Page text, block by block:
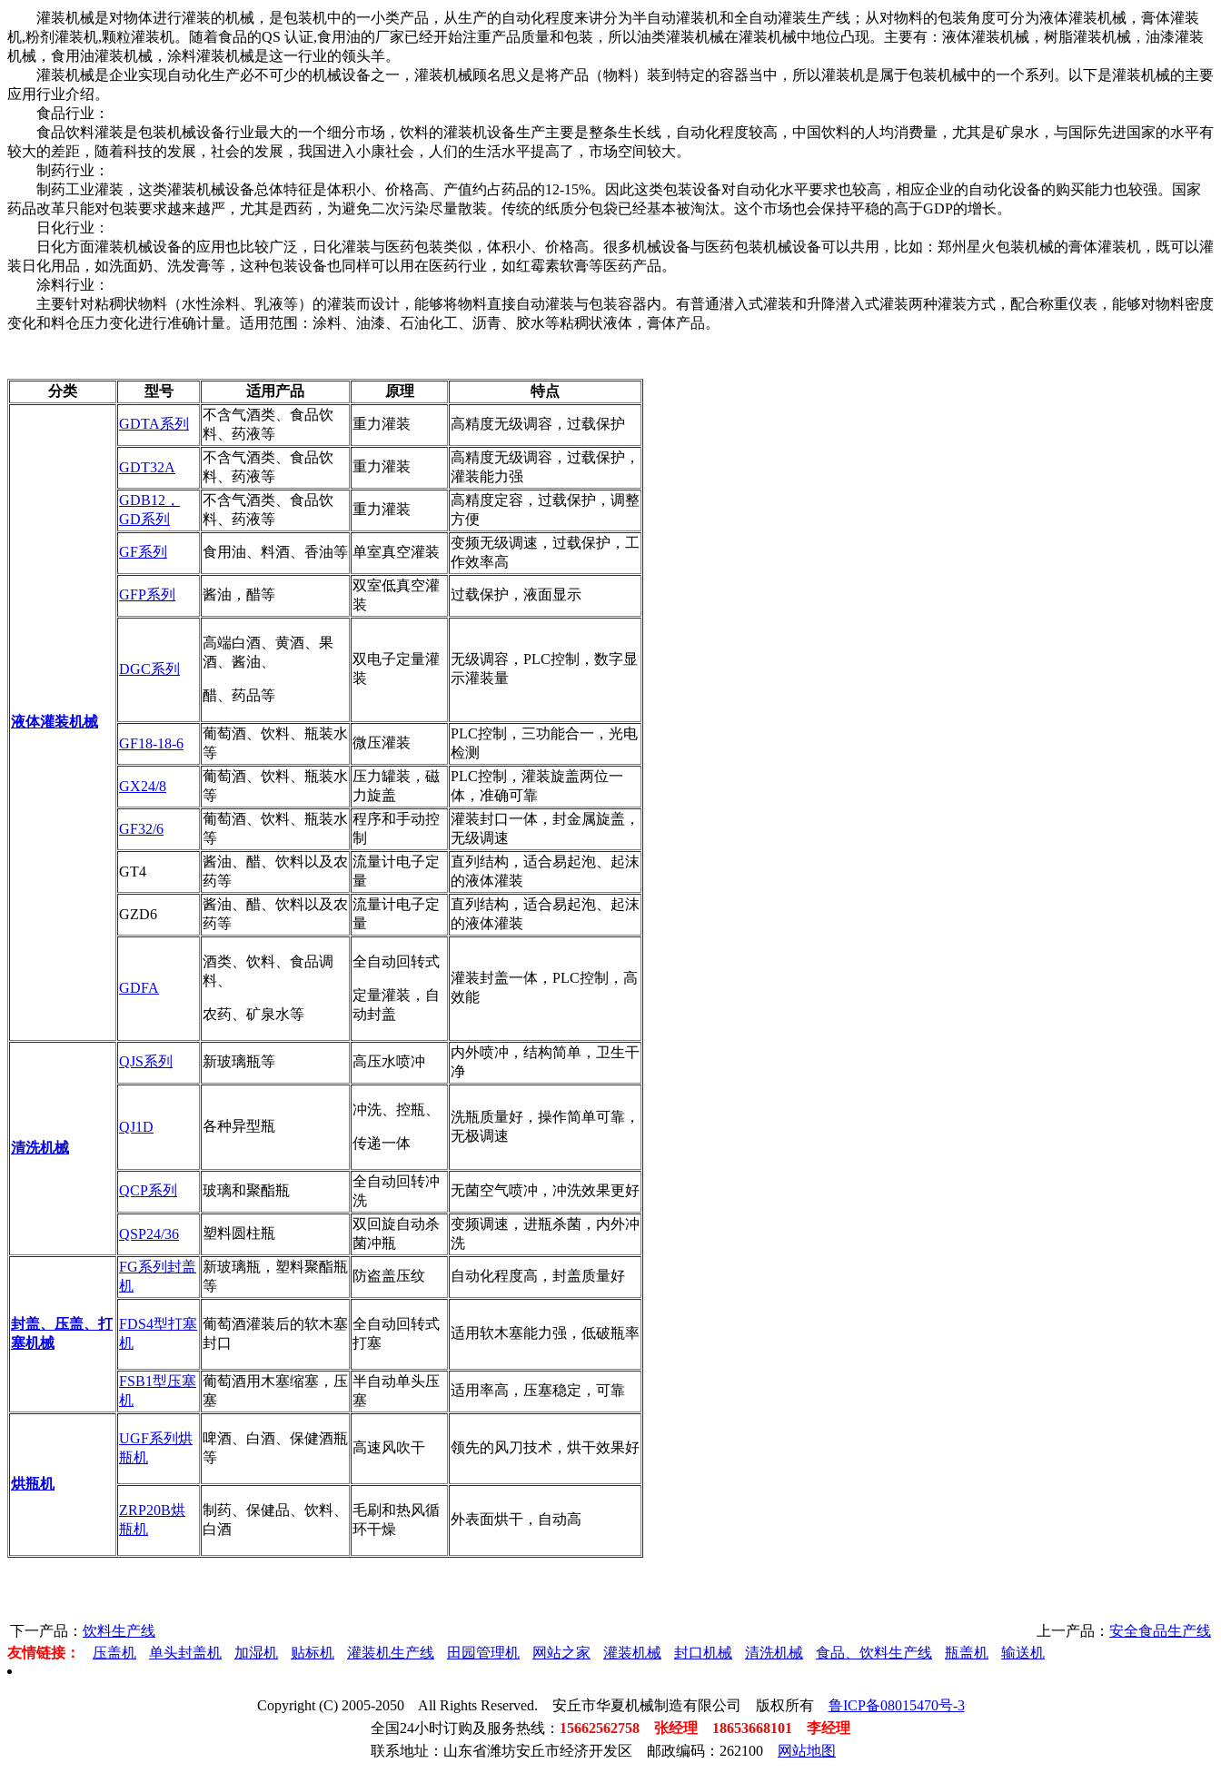
灌装机械是对物体进行灌装的机械，是包装机中的一小类产品，从生产的自动化程度来讲分为半自动灌装机和全自动灌装生产线；从对物料的包装角度可分为液体灌装机械，膏体灌装
机,粉剂灌装机,颗粒灌装机。随着食品的QS 认证,食用油的厂家已经开始注重产品质量和包装，所以油类灌装机械在灌装机械中地位凸现。主要有：液体灌装机械，树脂灌装机械，油漆灌装
机械，食用油灌装机械，涂料灌装机械是这一行业的领头羊。
灌装机械是企业实现自动化生产必不可少的机械设备之一，灌装机械顾名思义是将产品（物料）装到特定的容器当中，所以灌装机是属于包装机械中的一个系列。以下是灌装机械的主要
应用行业介绍。
食品行业：
食品饮料灌装是包装机械设备行业最大的一个细分市场，饮料的灌装机设备生产主要是整条生长线，自动化程度较高，中国饮料的人均消费量，尤其是矿泉水，与国际先进国家的水平有
较大的差距，随着科技的发展，社会的发展，我国进入小康社会，人们的生活水平提高了，市场空间较大。
制药行业：
制药工业灌装，这类灌装机械设备总体特征是体积小、价格高、产值约占药品的12-15%。因此这类包装设备对自动化水平要求也较高，相应企业的自动化设备的购买能力也较强。国家
药品改革只能对包装要求越来越严，尤其是西药，为避免二次污染尽量散装。传统的纸质分包袋已经基本被淘汰。这个市场也会保持平稳的高于GDP的增长。
日化行业：
日化方面灌装机械设备的应用也比较广泛，日化灌装与医药包装类似，体积小、价格高。很多机械设备与医药包装机械设备可以共用，比如：郑州星火包装机械的膏体灌装机，既可以灌
装日化用品，如洗面奶、洗发膏等，这种包装设备也同样可以用在医药行业，如红霉素软膏等医药产品。
涂料行业：
主要针对粘稠状物料（水性涂料、乳液等）的灌装而设计，能够将物料直接自动灌装与包装容器内。有普通潜入式灌装和升降潜入式灌装两种灌装方式，配合称重仪表，能够对物料密度
变化和料仓压力变化进行准确计量。适用范围：涂料、油漆、石油化工、沥青、胶水等粘稠状液体，膏体产品。
分类 型号 适用产品 原理 特点
液体灌装机械
GDTA系列
不含气酒类、食品饮
料、药液等
重力灌装 高精度无级调容，过载保护
GDT32A
不含气酒类、食品饮
料、药液等
重力灌装
高精度无级调容，过载保护，
灌装能力强
GDB12，
GD系列
不含气酒类、食品饮
料、药液等
重力灌装
高精度定容，过载保护，调整
方便
GF系列 食用油、料酒、香油等 单室真空灌装
变频无级调速，过载保护，工
作效率高
GFP系列 酱油，醋等
双室低真空灌
装
过载保护，液面显示
DGC系列
高端白酒、黄酒、果
酒、酱油、
醋、药品等
双电子定量灌
装
无级调容，PLC控制，数字显
示灌装量
GF18-18-6
葡萄酒、饮料、瓶装水
等
微压灌装
PLC控制，三功能合一，光电
检测
GX24/8
葡萄酒、饮料、瓶装水
等
压力罐装，磁
力旋盖
PLC控制，灌装旋盖两位一
体，准确可靠
GF32/6
葡萄酒、饮料、瓶装水
等
程序和手动控
制
灌装封口一体，封金属旋盖，
无级调速
GT4
酱油、醋、饮料以及农
药等
流量计电子定
量
直列结构，适合易起泡、起沫
的液体灌装
GZD6
酱油、醋、饮料以及农
药等
流量计电子定
量
直列结构，适合易起泡、起沫
的液体灌装
GDFA
酒类、饮料、食品调
料、
农药、矿泉水等
全自动回转式
定量灌装，自
动封盖
灌装封盖一体，PLC控制，高
效能
清洗机械
QJS系列 新玻璃瓶等 高压水喷冲
内外喷冲，结构简单，卫生干
净
QJ1D 各种异型瓶
冲洗、控瓶、
传递一体
洗瓶质量好，操作简单可靠，
无极调速
QCP系列 玻璃和聚酯瓶
全自动回转冲
洗
无菌空气喷冲，冲洗效果更好
QSP24/36 塑料圆柱瓶
双回旋自动杀
菌冲瓶
变频调速，进瓶杀菌，内外冲
洗
封盖、压盖、打
塞机械
FG系列封盖
机
新玻璃瓶，塑料聚酯瓶
等
防盗盖压纹 自动化程度高，封盖质量好
FDS4型打塞
机
葡萄酒灌装后的软木塞
封口
全自动回转式
打塞
适用软木塞能力强，低破瓶率
FSB1型压塞
机
葡萄酒用木塞缩塞，压
塞
半自动单头压
塞
适用率高，压塞稳定，可靠
烘瓶机
UGF系列烘
瓶机
啤酒、白酒、保健酒瓶
等
高速风吹干 领先的风刀技术，烘干效果好
ZRP20B烘
瓶机
制药、保健品、饮料、
白酒
毛刷和热风循
环干燥
外表面烘干，自动高
下一产品： 饮料生产线 上一产品： 安全食品生产线
友情链接：
压盖机 单头封盖机 加湿机 贴标机 灌装机生产线 田园管理机 网站之家 灌装机械 封口机械 清洗机械 食品、饮料生产线 瓶盖机 输送机
Copyright (C) 2005-2050 All Rights Reserved. 安丘市华夏机械制造有限公司 版权所有 鲁ICP备08015470号-3
全国24小时订购及服务热线： 15662562758 张经理 18653668101 李经理
联系地址：山东省潍坊安丘市经济开发区 邮政编码：262100
网站地图